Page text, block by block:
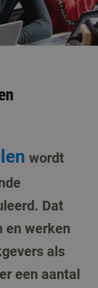
wordt
Dat
en werken
als
een aantal